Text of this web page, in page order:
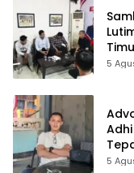
5
Advokat Hukum HJ
Adhi
5